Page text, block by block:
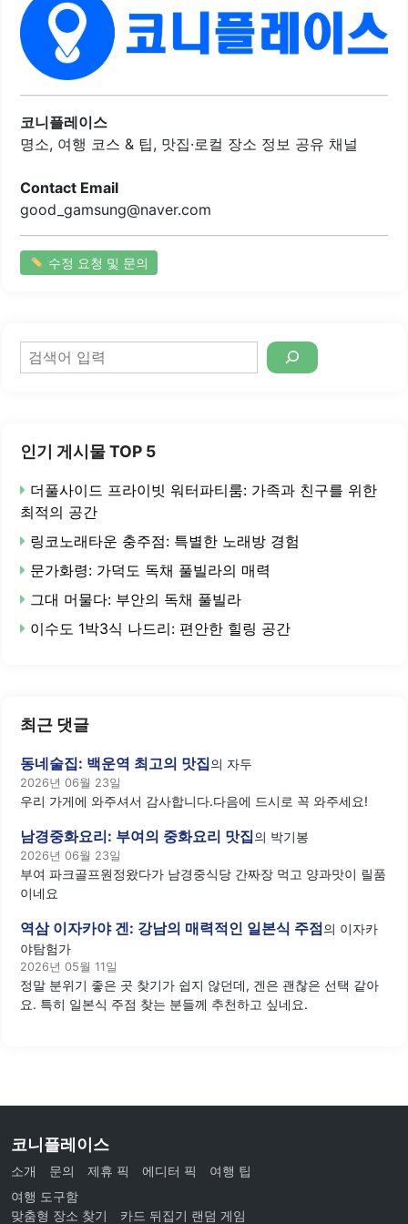
뽑아낸 신선한 면으로, 쫄깃하고 탱글한 식감을 자랑합니다.
멸치우동의 국물은 담백하고 구수한 맛이 특징이며, 건강한
맛을 느낄 수 있습니다. 멘치카츠는 양이 많고 바삭하게 튀겨
져 맛있습니다. 또한, 셀프바가 있어 다양한 반찬을 추가로 즐
길 수 있는 점도 매력적입니다.혼자 식사하는 손님을 위한 테
이블도 마련되어 있어 편리합니다. 가격대비 가성비가 뛰어
나고, 친절한..
코니플레이스
명소, 여행 코스 & 팁, 맛집·로컬 장소 정보 공유 채널
Contact Email
good_gamsung@naver.com
수정 요청 및 문의
검
색
인기 게시물 TOP 5
더풀사이드 프라이빗 워터파티룸: 가족과 친구를 위한
최적의 공간
링코노래타운 충주점: 특별한 노래방 경험
문가화령: 가덕도 독채 풀빌라의 매력
그대 머물다: 부안의 독채 풀빌라
이수도 1박3식 나드리: 편안한 힐링 공간
최근 댓글
동네술집: 백운역 최고의 맛집의 자두
2026년 06월 23일
우리 가게에 와주셔서 감사합니다.다음에 드시로 꼭 와주세요!
남경중화요리: 부여의 중화요리 맛집의 박기봉
2026년 06월 23일
부여 파크골프원정왔다가 남경중식당 간짜장 먹고 양과맛이 릴품
이네요
역삼 이자카야 겐: 강남의 매력적인 일본식 주점의 이자카
야탐험가
2026년 05월 11일
정말 분위기 좋은 곳 찾기가 쉽지 않던데, 겐은 괜찮은 선택 같아
요. 특히 일본식 주점 찾는 분들께 추천하고 싶네요.
코니플레이스
소개 문의 제휴 픽 에디터 픽
여행 팁
여행 도구함
맞춤형 장소 찾기
카드 뒤집기 랜덤 게임